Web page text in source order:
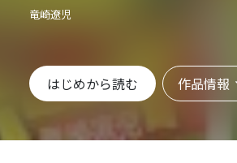
竜崎遼児
はじめから読む 作品情報